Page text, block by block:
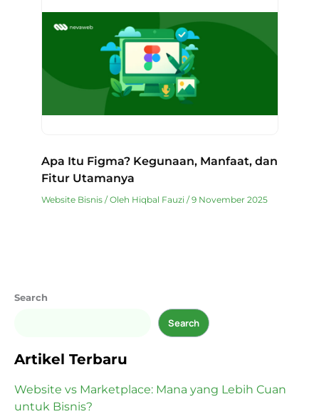
Apa Itu Figma? Kegunaan, Manfaat, dan
Fitur Utamanya
Website Bisnis/ Oleh Hiqbal Fauzi /9 November 2025
Search
Search
Artikel Terbaru
Website vs Marketplace: Mana yang Lebih Cuan
untuk Bisnis?